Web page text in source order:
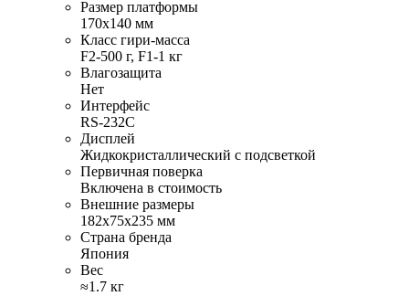
Размер платформы
170x140 мм
Класс гири-масса
F2-500 г, F1-1 кг
Влагозащита
Нет
Интерфейс
RS-232C
Дисплей
Жидкокристаллический с подсветкой
Первичная поверка
Включена в стоимость
Внешние размеры
182х75х235 мм
Страна бренда
Япония
Вес
≈1.7 кг